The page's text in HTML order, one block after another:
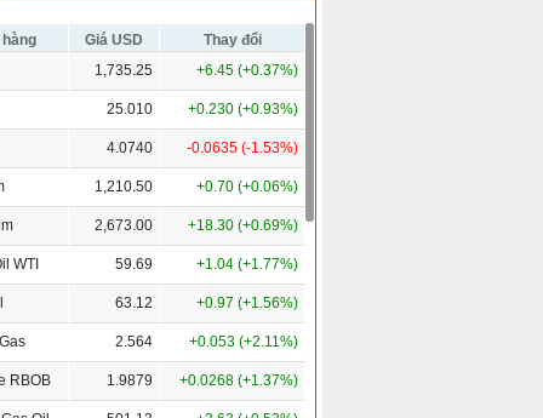
Giá USD
Thay đổi
1,735.25 +6.45 (+0.37%)
25.010 +0.230 (+0.93%)
4.0740 -0.0635 (-1.53%)
1,210.50 +0.70 (+0.06%)
2,673.00 +18.30 (+0.69%)
WTI 59.69 +1.04 (+1.77%)
63.12 +0.97 (+1.56%)
2.564 +0.053 (+2.11%)
RBOB 1.9879 +0.0268 (+1.37%)